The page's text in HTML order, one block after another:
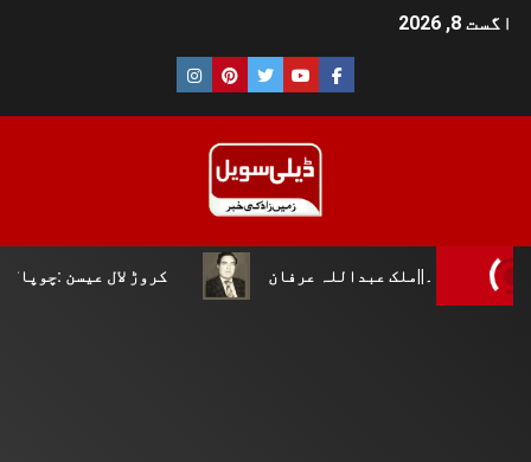
اگست 8, 2026
کروڑ لال عیسن :چوپال کلچرل اینڈ عبداللہ عرفان